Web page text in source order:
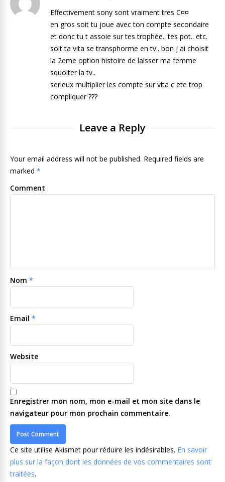
Effectivement sony sont vraiment tres C¤¤
en gros soit tu joue avec ton compte secondaire
et donc tu t assoie sur tes trophée.. tes pot.. etc.
soit ta vita se transphorme en tv.. bon j ai choisit
la 2eme option histoire de laisser ma femme
squoiter la tv..
serieux multiplier les compte sur vita c ete trop
compliquer ???
Leave a Reply
Your email address will not be published. Required fields are
marked *
Comment
Nom *
Email *
Website
Enregistrer mon nom, mon e-mail et mon site dans le
navigateur pour mon prochain commentaire.
Ce site utilise Akismet pour réduire les indésirables. En savoir
plus sur la façon dont les données de vos commentaires sont
traitées.